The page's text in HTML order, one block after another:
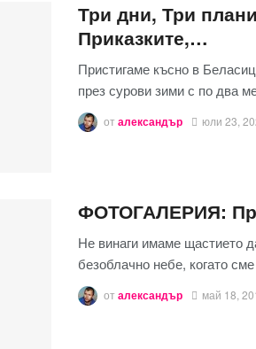
Три дни, Три
Приказките,…
Пристигаме късно в
през сурови зими с по два
от александър юли 23,
ФОТОГАЛЕРИЯ:
Не винаги имаме щастието
безоблачно небе, когато
от александър май 18,